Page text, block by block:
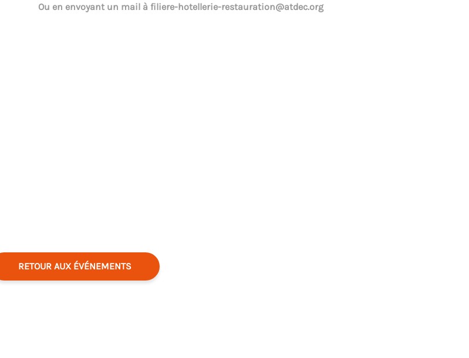
Ou en envoyant un mail à filiere-hotellerie-restauration@atdec.org
RETOUR AUX ÉVÉNEMENTS